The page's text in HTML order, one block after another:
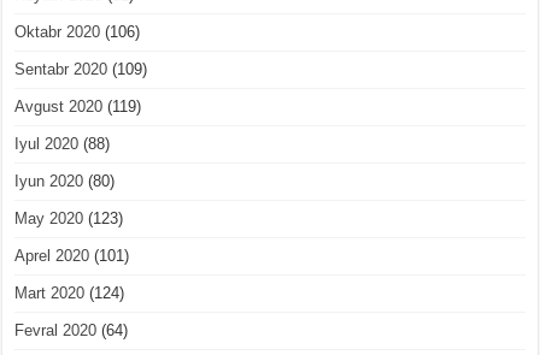
Oktabr 2020 (106)
Sentabr 2020 (109)
Avgust 2020 (119)
Iyul 2020 (88)
Iyun 2020 (80)
May 2020 (123)
Aprel 2020 (101)
Mart 2020 (124)
Fevral 2020 (64)